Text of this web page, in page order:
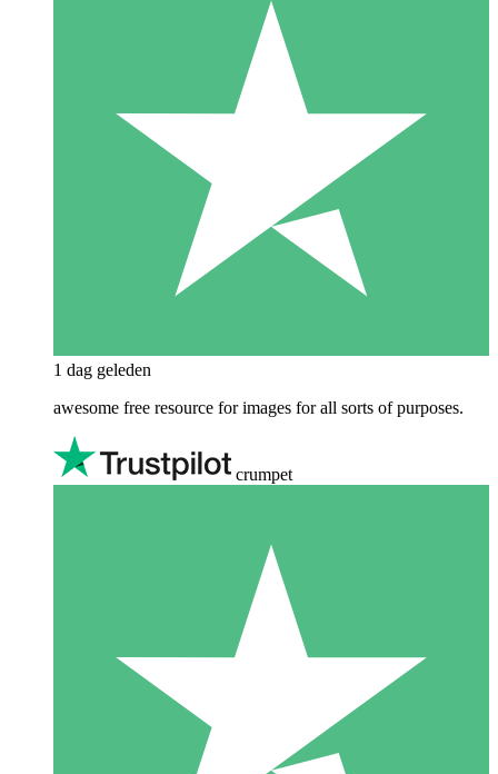
1 dag geleden
awesome free resource for images for all sorts of purposes.
crumpet